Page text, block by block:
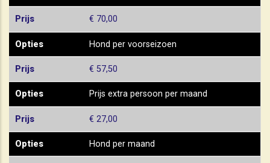
Prijs € 70,00
Opties Hond per voorseizoen
Prijs € 57,50
Opties Prijs extra persoon per maand
Prijs € 27,00
Opties Hond per maand